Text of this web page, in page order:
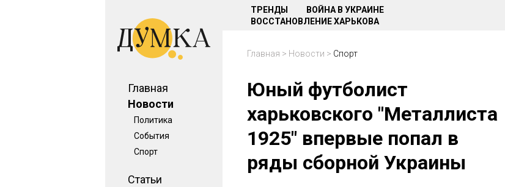
Главная
Новости
Политика
События
Спорт
Статьи
ТРЕНДЫ
ВОЙНА В УКРАИНЕ
ВОССТАНОВЛЕНИЕ ХАРЬКОВА
Главная > Новости > Спорт
Юный футболист
харьковского "Металлиста
1925" впервые попал в
ряды сборной Украины